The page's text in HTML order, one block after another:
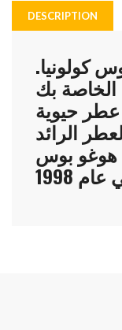
DESCRIPTION
بوس كولونيا.
بك
بوس رقم 6 ، عطر حيوية
الرائد
هوغو بوس
1998